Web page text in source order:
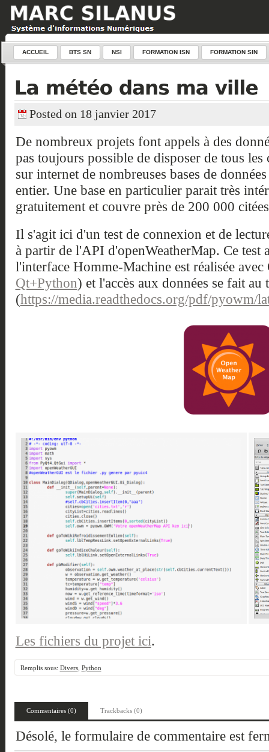
ACCUEIL BTS SN NSI FORMATION ISN FORMATION SIN
Posted on 18 janvier 2017
De nombreux projets font appels à des
pas toujours possible de disposer de tous les
sur internet de nombreuses bases de
entier. Une base en particulier parait très
gratuitement et couvre près de 200 000
Il s'agit ici d'un test de connexion et de
à partir de l'API d'openWeatherMap. Ce test
l'interface Homme-Machine est réalisée
Qt+Python) et l'accès aux données se fait
(https://media.readthedocs.org/pdf/pyowm/
Les fichiers du projet ici.
Remplis sous: Divers, Python
Commentaires (0) Trackbacks (0)
Désolé, le formulaire de commentaire est